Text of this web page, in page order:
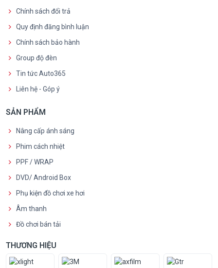
Chính sách đổi trả
Quy định đăng bình luận
Chính sách bảo hành
Group độ đèn
Tin tức Auto365
Liên hệ - Góp ý
SẢN PHẨM
Nâng cấp ánh sáng
Phim cách nhiệt
PPF / WRAP
DVD/ Android Box
Phụ kiện đồ chơi xe hơi
Âm thanh
Đồ chơi bán tải
THƯƠNG HIỆU